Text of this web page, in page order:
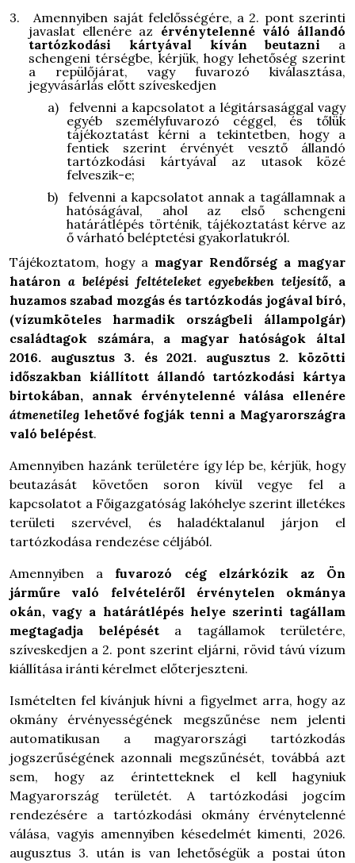
3.
Amennyiben saját felelősségére, a 2. pont szerinti
javaslat ellenére az érvénytelenné váló állandó
tartózkodási kártyával kíván beutazni a
schengeni térségbe, kérjük, hogy lehetőség szerint
a repülőjárat, vagy fuvarozó kiválasztása,
jegyvásárlás előtt szíveskedjen
a)
felvenni a kapcsolatot a légitársasággal vagy
egyéb személyfuvarozó céggel, és tőlük
tájékoztatást kérni a tekintetben, hogy a
fentiek szerint érvényét vesztő állandó
tartózkodási kártyával az utasok közé
felveszik-e;
b)
felvenni a kapcsolatot annak a tagállamnak a
hatóságával, ahol az első schengeni
határátlépés történik, tájékoztatást kérve az
ő várható beléptetési gyakorlatukról.
Tájékoztatom, hogy a magyar Rendőrség a magyar
határon a belépési feltételeket egyebekben teljesítő, a
huzamos szabad mozgás és tartózkodás jogával bíró,
(vízumköteles harmadik országbeli állampolgár)
családtagok számára, a magyar hatóságok által
2016. augusztus 3. és 2021. augusztus 2. közötti
időszakban kiállított állandó tartózkodási kártya
birtokában, annak érvénytelenné válása ellenére
átmenetileg lehetővé fogják tenni a Magyarországra
való belépést.
Amennyiben hazánk területére így lép be, kérjük, hogy
beutazását követően soron kívül vegye fel a
kapcsolatot a Főigazgatóság lakóhelye szerint illetékes
területi szervével, és haladéktalanul járjon el
tartózkodása rendezése céljából.
Amennyiben a fuvarozó cég elzárkózik az Ön
járműre való felvételéről érvénytelen okmánya
okán, vagy a határátlépés helye szerinti tagállam
megtagadja belépéséta tagállamok területére,
szíveskedjen a 2. pont szerint eljárni, rövid távú vízum
kiállítása iránti kérelmet előterjeszteni.
Ismételten fel kívánjuk hívni a figyelmet arra, hogy az
okmány érvényességének megszűnése nem jelenti
automatikusan a magyarországi tartózkodás
jogszerűségének azonnali megszűnését, továbbá azt
sem, hogy az érintetteknek el kell hagyniuk
Magyarország területét. A tartózkodási jogcím
rendezésére a tartózkodási okmány érvénytelenné
válása, vagyis amennyiben késedelmét kimenti, 2026.
augusztus 3. után is van lehetőségük a postai úton